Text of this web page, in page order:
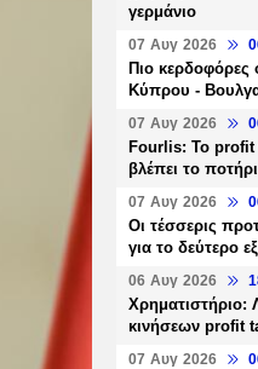
γερμάνιο
07 Αυγ 2026
Πιο κερδοφόρες
Κύπρου -
07 Αυγ 2026
Fourlis: Το profit
βλέπει το
07 Αυγ 2026
Οι τέσσερις
για το δεύτερο
06 Αυγ 2026
Χρηματιστήριο:
κινήσεων profit
07 Αυγ 2026